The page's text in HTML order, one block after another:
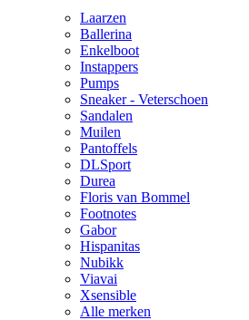
Laarzen
Ballerina
Enkelboot
Instappers
Pumps
Sneaker - Veterschoen
Sandalen
Muilen
Pantoffels
DLSport
Durea
Floris van Bommel
Footnotes
Gabor
Hispanitas
Nubikk
Viavai
Xsensible
Alle merken